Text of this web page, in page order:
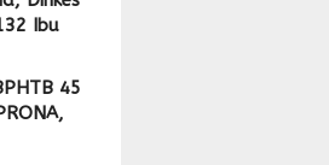
Ibu
45